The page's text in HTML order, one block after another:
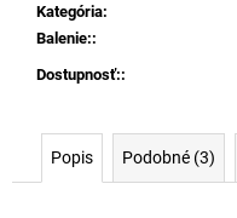
Kategória:
Balenie::
Dostupnosť::
Popis Podobné (3)